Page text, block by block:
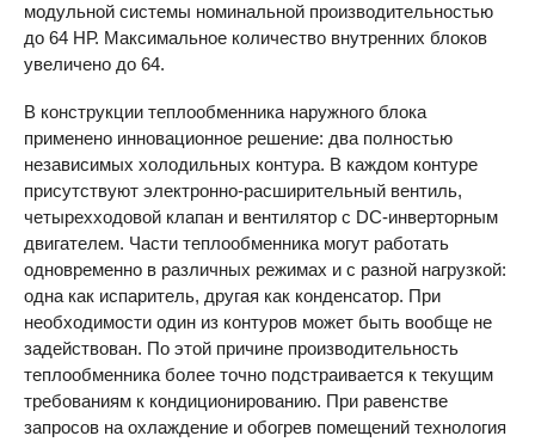
модульной системы номинальной производительностью
до 64 НР. Максимальное количество внутренних блоков
увеличено до 64.
В конструкции теплообменника наружного блока
применено инновационное решение: два полностью
независимых холодильных контура. В каждом контуре
присутствуют электронно-расширительный вентиль,
четырехходовой клапан и вентилятор с DC-инверторным
двигателем. Части теплообменника могут работать
одновременно в различных режимах и с разной нагрузкой:
одна как испаритель, другая как конденсатор. При
необходимости один из контуров может быть вообще не
задействован. По этой причине производительность
теплообменника более точно подстраивается к текущим
требованиям к кондиционированию. При равенстве
запросов на охлаждение и обогрев помещений технология